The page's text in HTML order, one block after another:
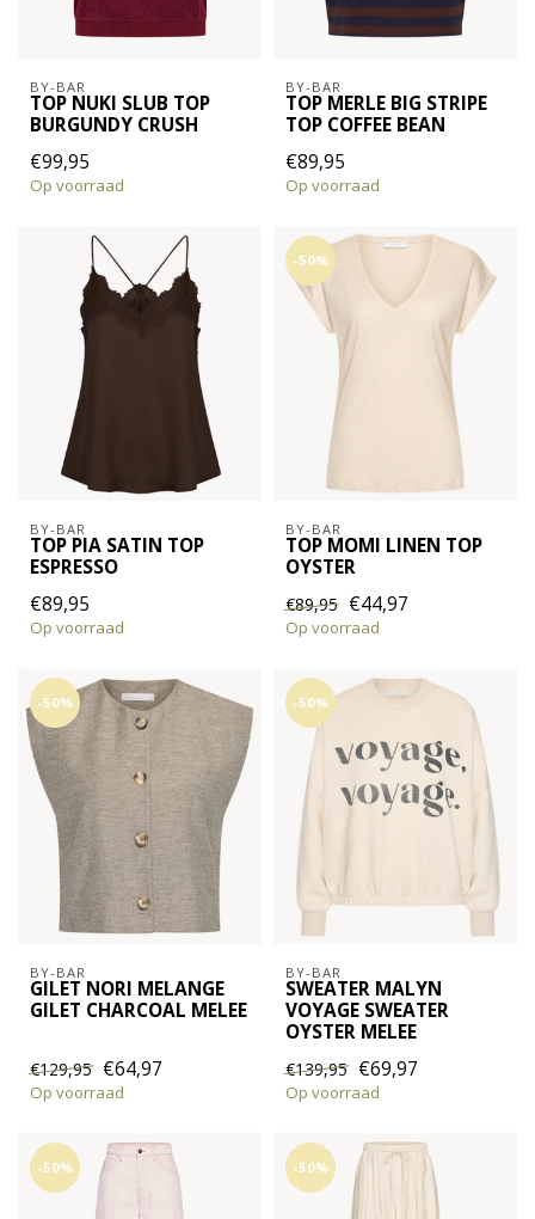
BY-BAR
TOP NUKI SLUB TOP
BURGUNDY CRUSH
€99,95
Op voorraad
BY-BAR
TOP MERLE BIG STRIPE
TOP COFFEE BEAN
€89,95
Op voorraad
BY-BAR
TOP PIA SATIN TOP
ESPRESSO
€89,95
Op voorraad
-50%
BY-BAR
TOP MOMI LINEN TOP
OYSTER
€89,95 €44,97
Op voorraad
-50%
BY-BAR
GILET NORI MELANGE
GILET CHARCOAL MELEE
€129,95 €64,97
Op voorraad
-50%
BY-BAR
SWEATER MALYN
VOYAGE SWEATER
OYSTER MELEE
€139,95 €69,97
Op voorraad
-50% -50%